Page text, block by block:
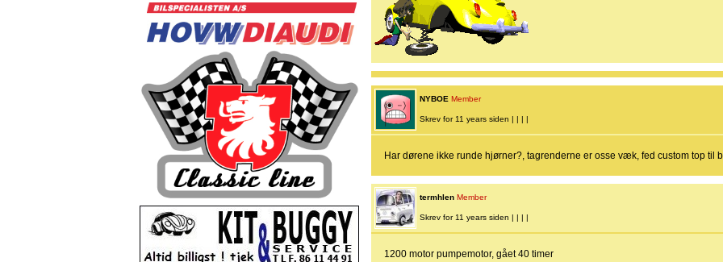
NYBOE Member
Skrev for 11 years siden | | | |
Har dørene ikke runde hjørner?, tagrenderne er osse væk, fed custom top til
termhlen Member
Skrev for 11 years siden | | | |
1200 motor pumpemotor, gået 40 timer